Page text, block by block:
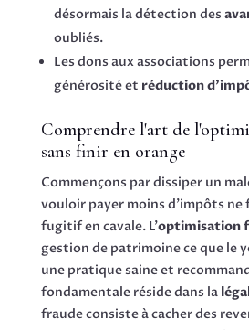
désormais la détection des
oubliés.
Les dons aux associations
générosité et réduction
Comprendre l'art de
sans finir en orange
Commençons par dissiper un
vouloir payer moins d'impôts ne
fugitif en cavale. L'optimisation
gestion de patrimoine ce que le
une pratique saine et
fondamentale réside dans la
fraude consiste à cacher des